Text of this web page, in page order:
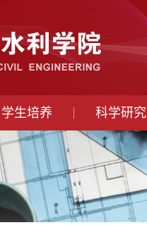
学生培养 科学研究